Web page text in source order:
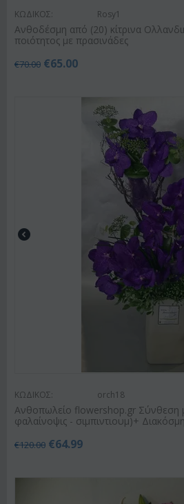
ΚΩΔΙΚΟΣ: Rosy1
Ανθοδέσμη από (20) κίτρινα
ποιότητος με πρασινάδες
€70.00 €65.00
ΚΩΔΙΚΟΣ: orch18
Ανθοπωλείο flowershop.gr Σύνθεση
φαλαίνοψις - σιμπιντιουμ)+
€120.00 €64.99